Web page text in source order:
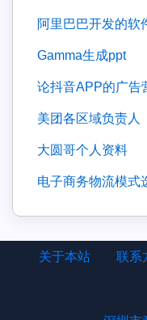
阿里巴巴开发的
gamma生成ppt
论抖音APP的广
美团各区域负责人
大圆哥个人资料
电子商务物流模式
关于本站 联系